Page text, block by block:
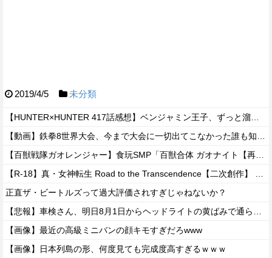
2019/4/5 未分類
正直ザ・ビートルズって過大評価されすぎじゃねないか？
【画像】最近の高級ミニバンの顔キモすぎだろwww
【画像】日本列島の形、何度見ても完成度高すぎるｗｗｗ